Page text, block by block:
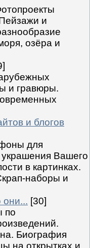
и
озёра и
и гравюры.
и блогов
для
Вашего
в картинках.
наборы и
они... [30]
по
Биография
на открытках и